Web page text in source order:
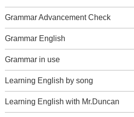
Grammar Advancement Check
Grammar English
Grammar in use
Learning English by song
Learning English with Mr.Duncan